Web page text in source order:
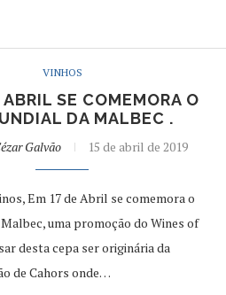
VINHOS
SE COMEMORA O
DA MALBEC .
Galvão 15 de abril de 2019
Em 17 de Abril se comemora o
uma promoção do Wines of
desta cepa ser originária da
de Cahors onde…